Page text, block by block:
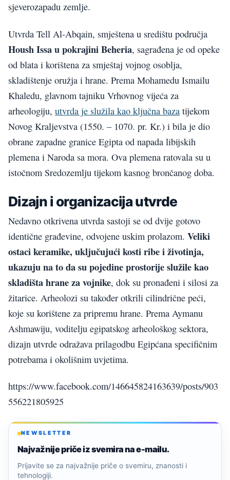
sjeverozapadu zemlje.
Utvrda Tell Al-Abqain, smještena u središtu područja
Housh Issa u pokrajini Beheria, sagrađena je od opeke
od blata i korištena za smještaj vojnog osoblja,
skladištenje oružja i hrane. Prema Mohamedu Ismailu
Khaledu, glavnom tajniku Vrhovnog vijeća za
arheologiju, utvrda je služila kao ključna baza tijekom
Novog Kraljevstva (1550. – 1070. pr. Kr.) i bila je dio
obrane zapadne granice Egipta od napada libijskih
plemena i Naroda sa mora. Ova plemena ratovala su u
istočnom Sredozemlju tijekom kasnog brončanog doba.
Dizajn i organizacija utvrde
Nedavno otkrivena utvrda sastoji se od dvije gotovo
identične građevine, odvojene uskim prolazom. Veliki
ostaci keramike, uključujući kosti ribe i životinja,
ukazuju na to da su pojedine prostorije služile kao
skladišta hrane za vojnike, dok su pronađeni i silosi za
žitarice. Arheolozi su također otkrili cilindrične peći,
koje su korištene za pripremu hrane. Prema Aymanu
Ashmawiju, voditelju egipatskog arheološkog sektora,
dizajn utvrde odražava prilagodbu Egipćana specifičnim
potrebama i okolišnim uvjetima.
https://www.facebook.com/146645824163639/posts/903
556221805925
NEWSLETTER
Najvažnije priče iz svemira na e-mailu.
Prijavite se za najvažnije priče o svemiru, znanosti i
tehnologiji.